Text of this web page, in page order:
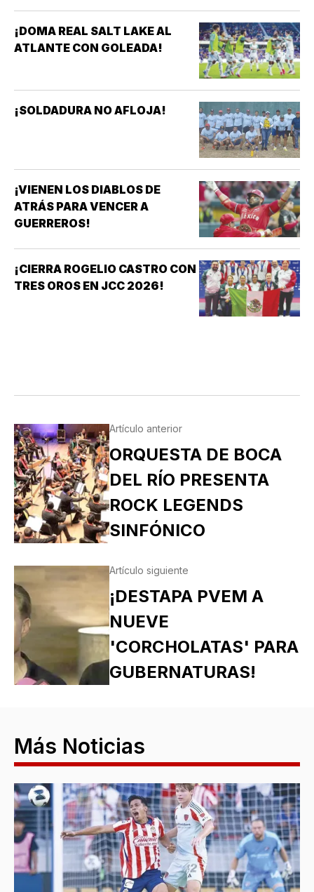
CENTROAMERICANOS Y DEL
CARIBE *HAY QUE CELEBRARLO
*HAY QUE RECONOCER A LAS
¡DOMA REAL SALT LAKE AL
ATLANTE CON GOLEADA!
¡SOLDADURA NO AFLOJA!
¡VIENEN LOS DIABLOS DE
ATRÁS PARA VENCER A
GUERREROS!
¡CIERRA ROGELIO CASTRO CON
TRES OROS EN JCC 2026!
Artículo anterior
ORQUESTA DE BOCA
DEL RÍO PRESENTA
ROCK LEGENDS
SINFÓNICO
Artículo siguiente
¡DESTAPA PVEM A
NUEVE
'CORCHOLATAS' PARA
GUBERNATURAS!
Más Noticias